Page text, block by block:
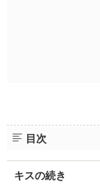
目次
キスの続き